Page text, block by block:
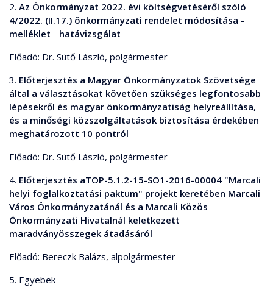
2. Az Önkormányzat 2022. évi költségvetéséről szóló
4/2022. (II.17.) önkormányzati rendelet módosítása -
melléklet - hatávizsgálat
Előadó: Dr. Sütő László, polgármester
3. Előterjesztés a Magyar Önkormányzatok Szövetsége
által a választásokat követően szükséges legfontosabb
lépésekről és magyar önkormányzatiság helyreállítása,
és a minőségi közszolgáltatások biztosítása érdekében
meghatározott 10 pontról
Előadó: Dr. Sütő László, polgármester
4. Előterjesztés aTOP-5.1.2-15-SO1-2016-00004 "Marcali
helyi foglalkoztatási paktum" projekt keretében Marcali
Város Önkormányzatánál és a Marcali Közös
Önkormányzati Hivatalnál keletkezett
maradványösszegek átadásáról
Előadó: Bereczk Balázs, alpolgármester
5. Egyebek